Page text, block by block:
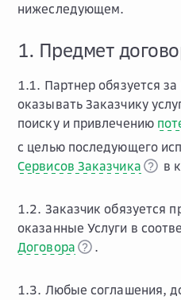
нижеследующем.
1. Предмет
1.1. Партнер обязуется
оказывать Заказчику
поиску и привлечению
с целью последующего
Сервисов Заказчика
в
1.2. Заказчик обязуется
оказанные Услуги в
Договора
.
1.3. Любые соглашения,